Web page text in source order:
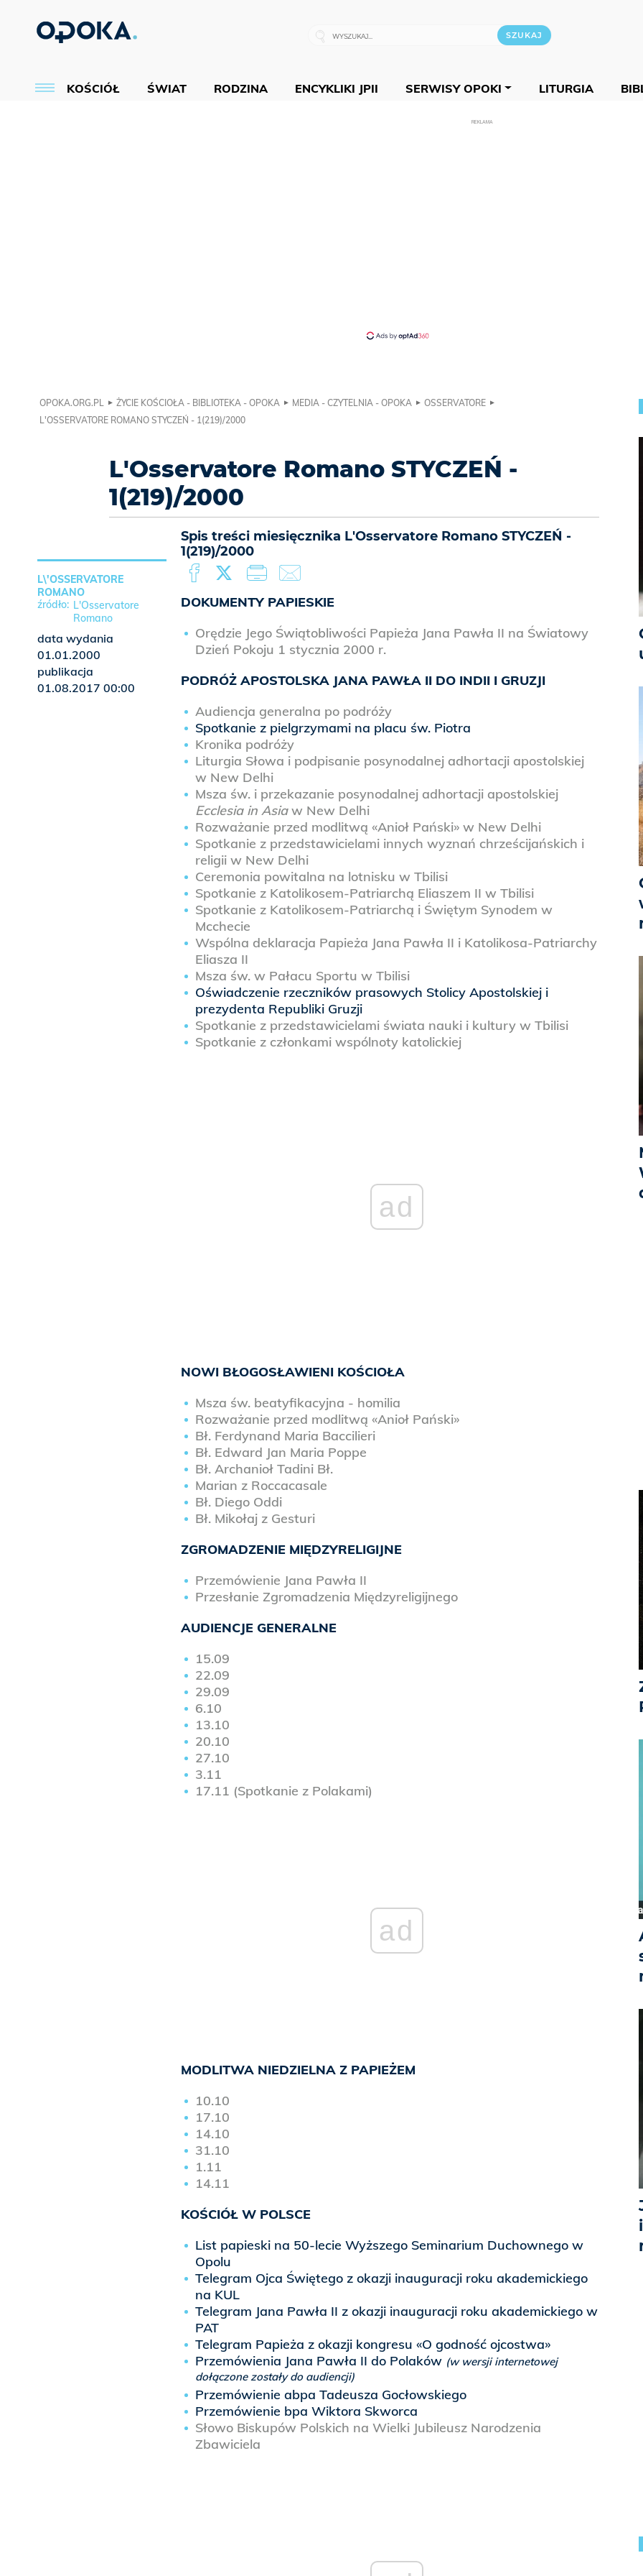
KOŚCIÓŁ ŚWIAT RODZINA ENCYKLIKI JPII SERWISY OPOKI LITURGIA
REKLAMA
OPOKA.ORG.PL ŻYCIE KOŚCIOŁA - BIBLIOTEKA - OPOKA MEDIA - CZYTELNIA - OPOKA
OSSERVATORE
L'OSSERVATORE ROMANO STYCZEŃ - 1(219)/2000
L'Osservatore Romano STYCZEŃ -
1(219)/2000
Spis treści miesięcznika L'Osservatore Romano STYCZEŃ -
1(219)/2000
DOKUMENTY PAPIESKIE
Orędzie Jego Świątobliwości Papieża Jana Pawła II na Światowy
Dzień Pokoju 1 stycznia 2000 r.
PODRÓŻ APOSTOLSKA JANA PAWŁA II DO INDII I GRUZJI
Audiencja generalna po podróży
Spotkanie z pielgrzymami na placu św. Piotra
Kronika podróży
Liturgia Słowa i podpisanie posynodalnej adhortacji apostolskiej
w New Delhi
Msza św. i przekazanie posynodalnej adhortacji apostolskiej
Ecclesia in Asiaw New Delhi
Rozważanie przed modlitwą «Anioł Pański» w New Delhi
Spotkanie z przedstawicielami innych wyznań chrześcijańskich i
religii w New Delhi
Ceremonia powitalna na lotnisku w Tbilisi
Spotkanie z Katolikosem-Patriarchą Eliaszem II w Tbilisi
Spotkanie z Katolikosem-Patriarchą i Świętym Synodem w
Mcchecie
Wspólna deklaracja Papieża Jana Pawła II i Katolikosa-Patriarchy
Eliasza II
Msza św. w Pałacu Sportu w Tbilisi
Oświadczenie rzeczników prasowych Stolicy Apostolskiej i
prezydenta Republiki Gruzji
Spotkanie z przedstawicielami świata nauki i kultury w Tbilisi
Spotkanie z członkami wspólnoty katolickiej
ad
NOWI BŁOGOSŁAWIENI KOŚCIOŁA
Msza św. beatyfikacyjna - homilia
Rozważanie przed modlitwą «Anioł Pański»
Bł. Ferdynand Maria Baccilieri
Bł. Edward Jan Maria Poppe
Bł. Archanioł Tadini Bł.
Marian z Roccacasale
Bł. Diego Oddi
Bł. Mikołaj z Gesturi
ZGROMADZENIE MIĘDZYRELIGIJNE
Przemówienie Jana Pawła II
Przesłanie Zgromadzenia Międzyreligijnego
AUDIENCJE GENERALNE
15.09
22.09
29.09
6.10
13.10
20.10
27.10
3.11
17.11 (Spotkanie z Polakami)
ad
MODLITWA NIEDZIELNA Z PAPIEŻEM
10.10
17.10
14.10
31.10
1.11
14.11
KOŚCIÓŁ W POLSCE
List papieski na 50-lecie Wyższego Seminarium Duchownego w
Opolu
Telegram Ojca Świętego z okazji inauguracji roku akademickiego
na KUL
Telegram Jana Pawła II z okazji inauguracji roku akademickiego w
PAT
Telegram Papieża z okazji kongresu «O godność ojcostwa»
Przemówienia Jana Pawła II do Polaków (w wersji internetowej
dołączone zostały do audiencji)
Przemówienie abpa Tadeusza Gocłowskiego
Przemówienie bpa Wiktora Skworca
Słowo Biskupów Polskich na Wielki Jubileusz Narodzenia
Zbawiciela
L\'OSSERVATORE
ROMANO
L'Osservatore
Romano
data wydania
01.01.2000
publikacja
01.08.2017 00:00